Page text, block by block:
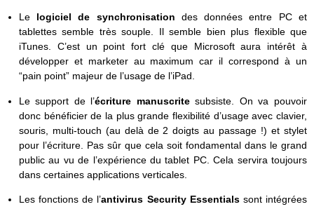
Le logiciel de synchronisation des données entre PC et
tablettes semble très souple. Il semble bien plus flexible que
iTunes. C’est un point fort clé que Microsoft aura intérêt à
développer et marketer au maximum car il correspond à un
“pain point” majeur de l’usage de l’iPad.
Le support de l’écriture manuscritesubsiste. On va pouvoir
donc bénéficier de la plus grande flexibilité d’usage avec clavier,
souris, multi-touch (au delà de 2 doigts au passage !) et stylet
pour l’écriture. Pas sûr que cela soit fondamental dans le grand
public au vu de l’expérience du tablet PC. Cela servira toujours
dans certaines applications verticales.
Les fonctions de l’antivirus Security Essentials sont intégrées